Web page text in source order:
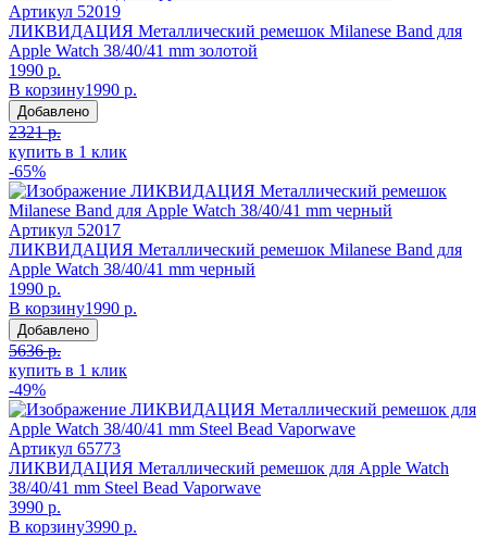
Артикул 52019
ЛИКВИДАЦИЯ Металлический ремешок Milanese Band для
Apple Watch 38/40/41 mm золотой
1990 р.
В корзину1990 р.
Добавлено
2321 р.
купить в 1 клик
-65%
Артикул 52017
ЛИКВИДАЦИЯ Металлический ремешок Milanese Band для
Apple Watch 38/40/41 mm черный
1990 р.
В корзину1990 р.
Добавлено
5636 р.
купить в 1 клик
-49%
Артикул 65773
ЛИКВИДАЦИЯ Металлический ремешок для Apple Watch
38/40/41 mm Steel Bead Vaporwave
3990 р.
В корзину3990 р.